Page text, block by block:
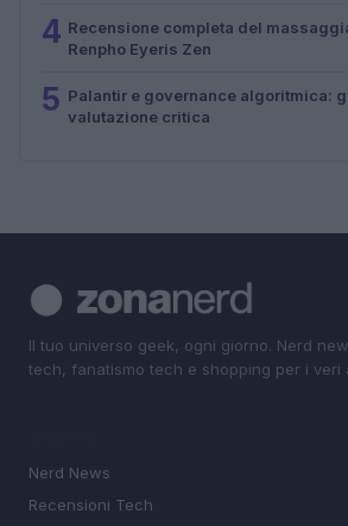
4 Recensione completa del
Renpho Eyeris Zen
5 Palantir e governance algoritmica:
valutazione critica
Il tuo universo geek, ogni giorno. Nerd
tech, fanatismo tech e shopping per i veri
Nerd News
Recensioni Tech